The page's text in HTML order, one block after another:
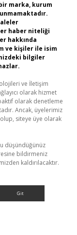
marka, kurum
haber niteliği
hakkında
ve kişiler ile isim
bilgiler
ve İletişim
olarak hizmet
olarak denetleme
Ancak, üyelerimiz
siteye üye olarak
düşündüğünüz
bildirmeniz
kaldırılacaktır.